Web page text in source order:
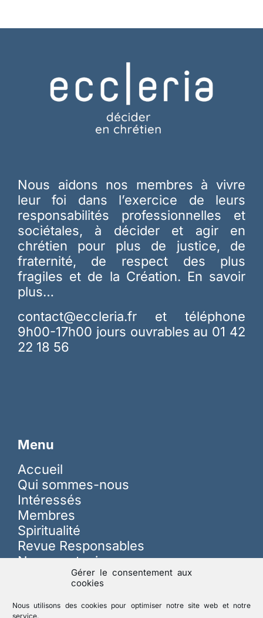
Gérer le consentement aux
cookies
Nous utilisons des cookies pour optimiser notre site web et notre
service.
Nous aidons nos membres à vivre
leur foi dans l’exercice de leurs
responsabilités professionnelles et
sociétales, à décider et agir en
chrétien pour plus de justice, de
fraternité, de respect des plus
fragiles et de la Création. En savoir
plus…
contact@eccleria.fr et téléphone
9h00-17h00 jours ouvrables au 01 42
22 18 56
Menu
Accueil
Qui sommes-nous
Intéressés
Membres
Spiritualité
Revue Responsables
Nous soutenir